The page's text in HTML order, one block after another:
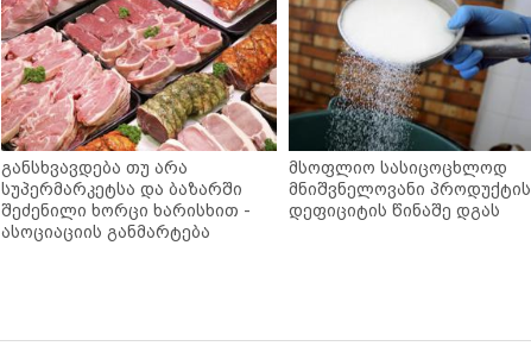
განსხვავდება თუ არა
სუპერმარკეტსა და ბაზარში
შეძენილი ხორცი ხარისხით -
ასოციაციის განმარტება
მსოფლიო სასიცოცხლოდ
მნიშვნელოვანი პროდუქტის
დეფიციტის წინაშე დგას